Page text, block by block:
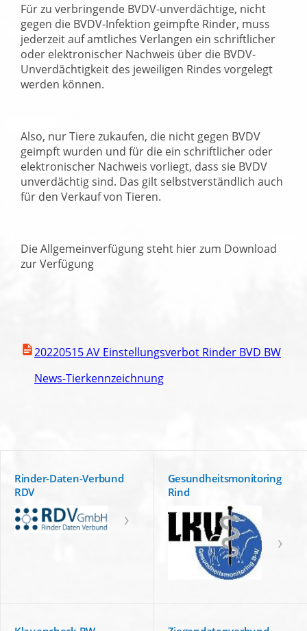
Für zu verbringende BVDV-unverdächtige, nicht
gegen die BVDV-Infektion geimpfte Rinder, muss
jederzeit auf amtliches Verlangen ein schriftlicher
oder elektronischer Nachweis über die BVDV-
Unverdächtigkeit des jeweiligen Rindes vorgelegt
werden können.
Also, nur Tiere zukaufen, die nicht gegen BVDV
geimpft wurden und für die ein schriftlicher oder
elektronischer Nachweis vorliegt, dass sie BVDV
unverdächtig sind. Das gilt selbstverständlich auch
für den Verkauf von Tieren.
Die Allgemeinverfügung steht hier zum Download
zur Verfügung
20220515 AV Einstellungsverbot Rinder BVD BW
News-Tierkennzeichnung
Rinder-Daten-Verbund
RDV
Gesundheitsmonitoring
Rind